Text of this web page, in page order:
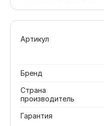
Артикул
Бренд
Страна
производитель
Гарантия